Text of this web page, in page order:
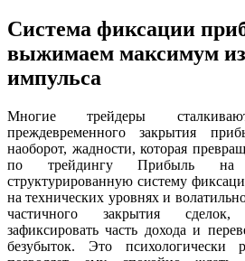
Система фиксации
выжимаем максимум
импульса
Многие трейдеры
преждевременного закрытия
наоборот, жадности, которая
по трейдингу Прибыль на
структурированную систему
на технических уровнях и
частичного закрытия
зафиксировать часть дохода и
безубыток. Это психологически